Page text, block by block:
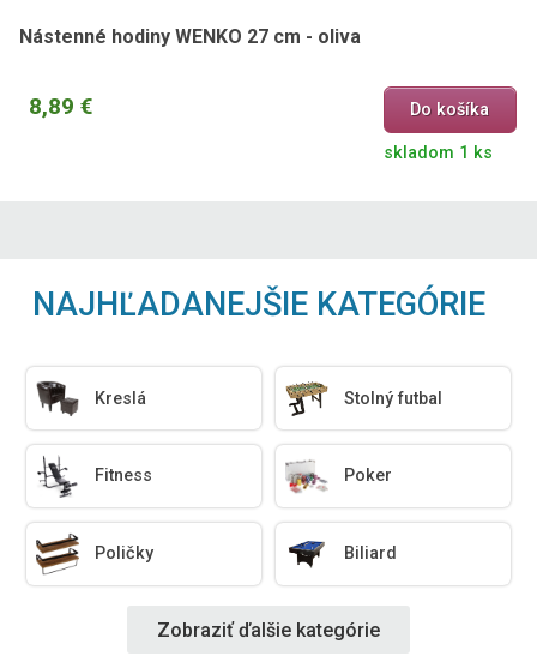
Nástenné hodiny WENKO 27 cm - oliva
8,89 € Do košíka
skladom 1 ks
NAJHĽADANEJŠIE KATEGÓRIE
Kreslá Stolný futbal
Fitness Poker
Poličky Biliard
Zobraziť ďalšie kategórie